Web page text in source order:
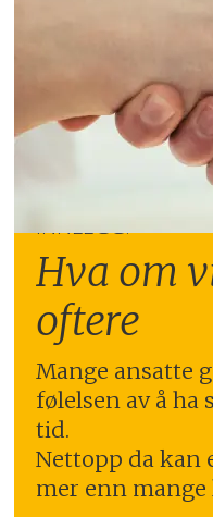
INNLEGG:
Hva om
oftere
Mange ansatte
følelsen av å ha
tid.
Nettopp da kan
mer enn mange